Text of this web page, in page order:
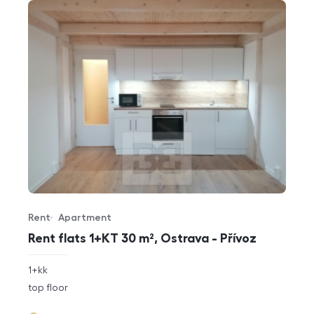
Rent flats 1+KT 30 m², Ostrava - Přívoz
Offer type
Rent
Property type
Apartment
rozměry
disposition
1+kk
funkce
top floor